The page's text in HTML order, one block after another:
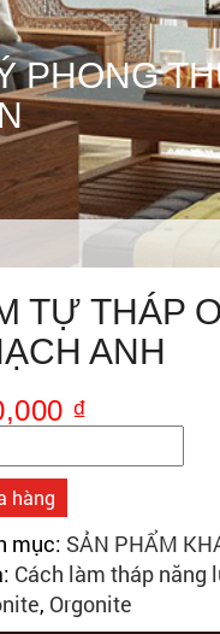
PHONG
TỰ THÁP
ANH
₫
hàng
mục: SẢN PHẨM
Cách làm tháp năng
, Orgonite